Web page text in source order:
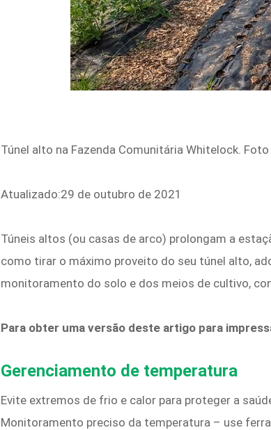
Túnel alto na Fazenda Comunitária Whitelock.
Atualizado:29 de outubro de 2021
Túneis altos (ou casas de arco) prolongam a
como tirar o máximo proveito do seu túnel alto,
monitoramento do solo e dos meios de cultivo,
Para obter uma versão deste artigo para
Gerenciamento de temperatura
Evite extremos de frio e calor para proteger a
Monitoramento preciso da temperatura – use